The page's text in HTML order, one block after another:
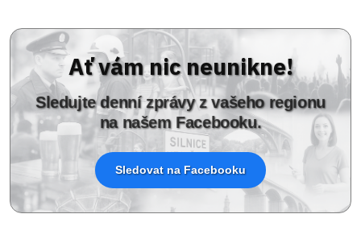
Ať vám nic neunikne!
Sledujte denní zprávy z vašeho regionu
na našem Facebooku.
Sledovat na Facebooku